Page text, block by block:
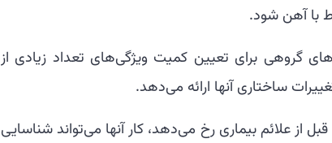
با آهن شود.
گروهی برای تعیین کمیت ویژگی‌های تعداد زیادی از
ساختاری آنها ارائه می‌دهد.
از علائم بیماری رخ می‌دهد، کار آنها می‌تواند شناسایی